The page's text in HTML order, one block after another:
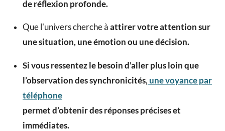
de réflexion profonde.
Que l'univers cherche à attirer votre attention sur
une situation, une émotion ou une décision.
Si vous ressentez le besoin d’aller plus loin que
l’observation des synchronicités, une voyance par
téléphone
permet d’obtenir des réponses précises et
immédiates.